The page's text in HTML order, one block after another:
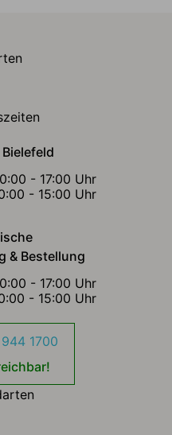
- 17:00 Uhr
- 15:00 Uhr
& Bestellung
- 17:00 Uhr
- 15:00 Uhr
1700